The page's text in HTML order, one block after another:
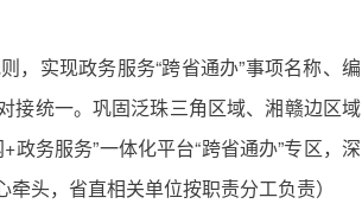
，实现政务服务“跨省通办”事项名称、编
接统一。巩固泛珠三角区域、湘赣边区域
政务服务”一体化平台“跨省通办”专区，深
头，省直相关单位按职责分工负责）